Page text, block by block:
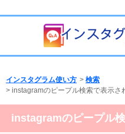
インスタグラム使い方 > 検索
> instagramのピープル検索で表示さ
instagramのピープル